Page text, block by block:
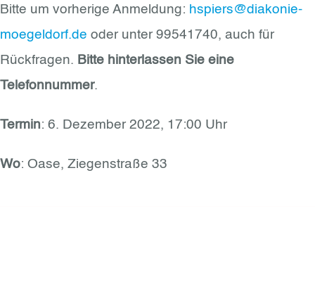
Bitte um vorherige Anmeldung: hspiers@diakonie-
moegeldorf.de oder unter 99541740, auch für
Rückfragen. Bitte hinterlassen Sie eine
Telefonnummer.
Termin: 6. Dezember 2022, 17:00 Uhr
Wo: Oase, Ziegenstraße 33